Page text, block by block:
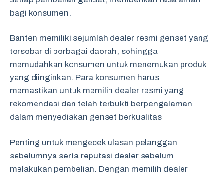
bagi konsumen.
Banten memiliki sejumlah dealer resmi genset yang
tersebar di berbagai daerah, sehingga
memudahkan konsumen untuk menemukan produk
yang diinginkan. Para konsumen harus
memastikan untuk memilih dealer resmi yang
rekomendasi dan telah terbukti berpengalaman
dalam menyediakan genset berkualitas.
Penting untuk mengecek ulasan pelanggan
sebelumnya serta reputasi dealer sebelum
melakukan pembelian. Dengan memilih dealer